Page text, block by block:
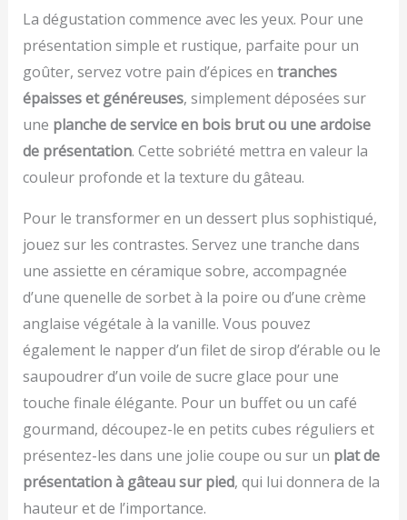
chaque nouvel
ingrédient, vous n'avez
plus besoin de changer
de récipient ou de tout
recommencer TRÈS
PRATIQUE: dites adieu
aux erreurs de
conversion grâce à la
permet de passer
liquide, en unités
métriquesg, ml, fl oz etlb
oz PRÊT À L'EMPLOI:
2piles AAA sont incluses
pour utiliser
immédiatement votre
balance de cuisine
RANGEMENT SECURISE:
le design fin et le crochet
rétractable permettent
facilement la balance
lorsque vous ne l'utilisez
pas LIVRÉ AVEC : balance
de cuisine Optiss, 2piles
AAA
avec un lavage à la main.
Nettoyez simplement à
temps après utilisation,
les aliments mous ne
collent pas à l'acier
inoxydable dur et ils
passent également au
lave-vaisselle.
passoires à mailles fines
tailles différentes et vous
pouvez les empiler pour
d'espace. La passoire a
également une boucle
de suspension qui peut
être facilement
accrochée à un crochet
pour un rangement
facile. 【Large gamme
d'applications】 3 tailles
de passoires à mailles
fines sont largement
égoutter ou filtrer, très
adaptées pour le thé, la
prise en main
confortable et sécurisée,
facilitant ainsi l'utilisation
même pendant de
longues sessions de
cuisine. Poignée
Ergonomique : Longue
poignée confortable
facile et une utilisation
Support : Équipé de
crochets pratiques pour
des casseroles, libérant
vos mains pour d'autres
tâches. Usage
domestique courant :
idéal pour le rinçage et le
filtrage léger
d’ingrédients secs ou
humides. Non conçu
pour un usage intensif
ou professionnel. Ne pas
mettre au lave-
vaisselleEntretien :
lavage à la main
La dégustation commence avec les yeux. Pour une
présentation simple et rustique, parfaite pour un
goûter, servez votre pain d’épices en tranches
épaisses et généreuses, simplement déposées sur
une planche de service en bois brut ou une ardoise
de présentation. Cette sobriété mettra en valeur la
couleur profonde et la texture du gâteau.
Pour le transformer en un dessert plus sophistiqué,
jouez sur les contrastes. Servez une tranche dans
une assiette en céramique sobre, accompagnée
d’une quenelle de sorbet à la poire ou d’une crème
anglaise végétale à la vanille. Vous pouvez
également le napper d’un filet de sirop d’érable ou le
saupoudrer d’un voile de sucre glace pour une
touche finale élégante. Pour un buffet ou un café
gourmand, découpez-le en petits cubes réguliers et
présentez-les dans une jolie coupe ou sur un plat de
présentation à gâteau sur pied, qui lui donnera de la
hauteur et de l’importance.